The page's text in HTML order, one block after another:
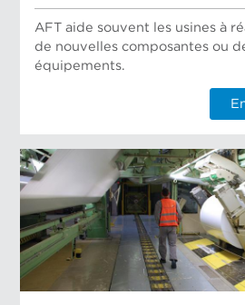
AFT aide souvent les usines à
de nouvelles composantes ou
équipements.